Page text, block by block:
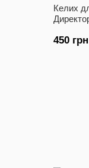
Келих
450 грн